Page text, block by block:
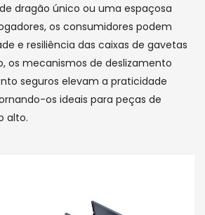
dragão único ou uma espaçosa
os consumidores podem
e resiliência das caixas de gavetas
os mecanismos de deslizamento
seguros elevam a praticidade
os ideais para peças de
alto.